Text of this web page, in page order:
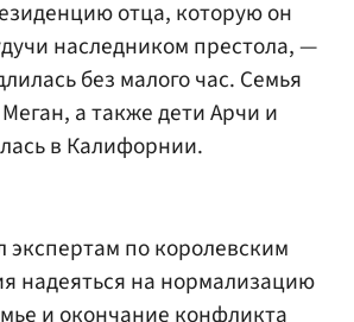
отца, которую он
наследником престола, —
без малого час. Семья
а также дети Арчи и
в Калифорнии.
экспертам по королевским
надеяться на нормализацию
и окончание конфликта